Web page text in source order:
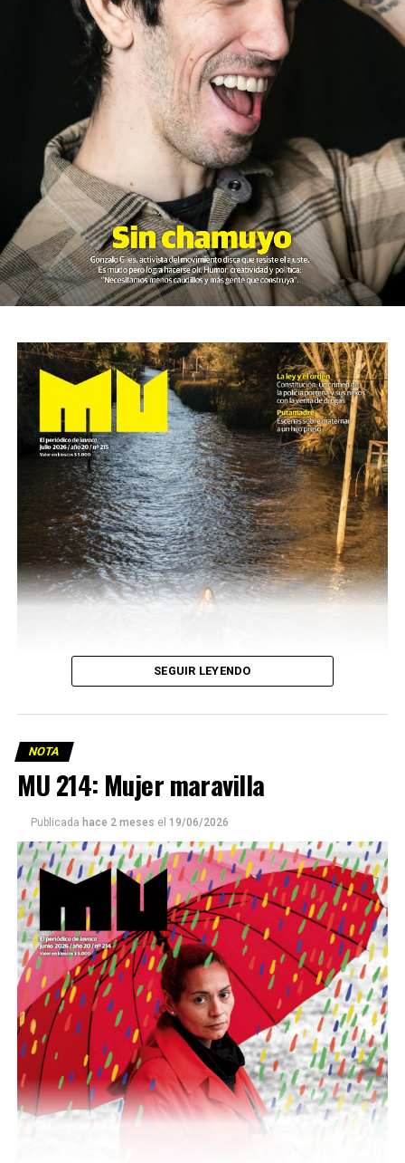
Este número 215 de MU ☝️viene con doble tapa, que
podría ser una frase:
Sin chamuyo, a remarla.
Descargar la Mu en PDF
SEGUIR LEYENDO
NOTA
MU 214: Mujer maravilla
Publicada hace 2 meses el 19/06/2026